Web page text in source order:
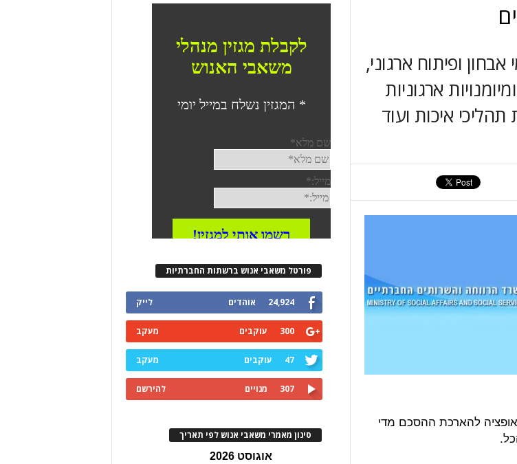
אבחון ופיתוח ארגוני,
ארגוניות
איכות ועוד
להארכת ההסכם מדי
פורטל משאבי אנוש ברשתות החברתיות
24,924 אוהדים לייק
300 עוקבים מעקב
47 עוקבים מעקב
307 מנויים להירשם
סינון מאמרי משאבי אנוש לפי תאריך
אוגוסט 2026